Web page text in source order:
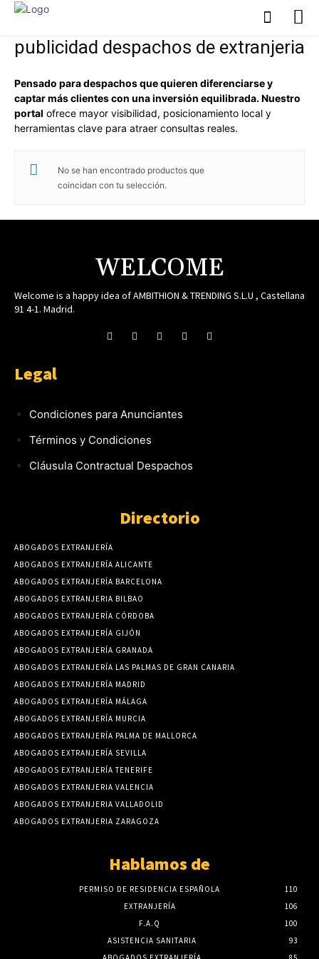
publicidad despachos de extranjeria
Pensado para despachos que quieren diferenciarse y
captar más clientes con una inversión equilibrada. Nuestro
portal ofrece mayor visibilidad, posicionamiento local y
herramientas clave para atraer consultas reales.
No se han encontrado productos que
coincidan con tu selección.
WELCOME
Welcome is a happy idea of AMBITHION & TRENDING S.L.U , Castellana
91 4-1. Madrid.
Legal
Condiciones para Anunciantes
Términos y Condiciones
Cláusula Contractual Despachos
Directorio
ABOGADOS EXTRANJERÍA
ABOGADOS EXTRANJERÍA ALICANTE
ABOGADOS EXTRANJERÍA BARCELONA
ABOGADOS EXTRANJERIA BILBAO
ABOGADOS EXTRANJERÍA CÓRDOBA
ABOGADOS EXTRANJERÍA GIJÓN
ABOGADOS EXTRANJERÍA GRANADA
ABOGADOS EXTRANJERÍA LAS PALMAS DE GRAN CANARIA
ABOGADOS EXTRANJERÍA MADRID
ABOGADOS EXTRANJERÍA MÁLAGA
ABOGADOS EXTRANJERÍA MURCIA
ABOGADOS EXTRANJERÍA PALMA DE MALLORCA
ABOGADOS EXTRANJERÍA SEVILLA
ABOGADOS EXTRANJERÍA TENERIFE
ABOGADOS EXTRANJERIA VALENCIA
ABOGADOS EXTRANJERIA VALLADOLID
ABOGADOS EXTRANJERIA ZARAGOZA
Hablamos de
PERMISO DE RESIDENCIA ESPAÑOLA
110
EXTRANJERÍA
106
F.A.Q
100
ASISTENCIA SANITARIA
93